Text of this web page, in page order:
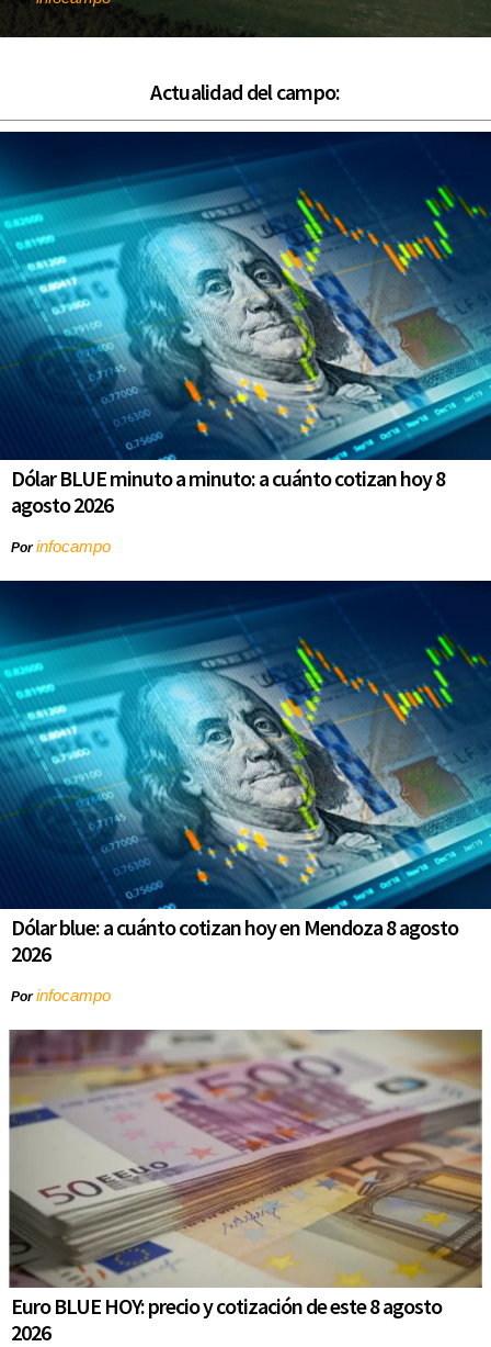
Actualidad del campo:
Dólar BLUE minuto a minuto: a cuánto cotizan hoy 8
agosto 2026
Porinfocampo
Dólar blue: a cuánto cotizan hoy en Mendoza 8 agosto
2026
Porinfocampo
Euro BLUE HOY: precio y cotización de este 8 agosto
2026